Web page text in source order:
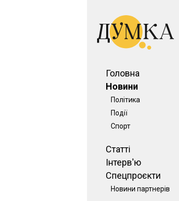
Головна
Новини
Політика
Події
Спорт
Статті
Інтерв'ю
Спецпроєкти
Новини партнерів